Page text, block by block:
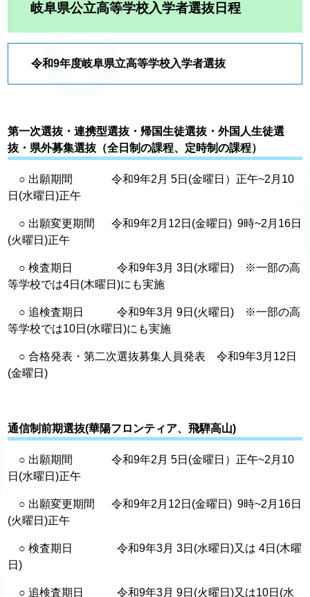
岐阜県公立高等学校入学者選抜日程
令和9年度岐阜県立高等学校入学者選抜
第一次選抜・連携型選抜・帰国生徒選抜・外国人生徒選
抜・県外募集選抜（全日制の課程、定時制の課程）
○ 出願期間 令和9年2月 5日(金曜日）正午~2月10
日(水曜日)正午
○ 出願変更期間 令和9年2月12日(金曜日) 9時~2月16日
(火曜日)正午
○ 検査期日 令和9年3月 3日(水曜日) ※一部の高
等学校では4日(木曜日)にも実施
○ 追検査期日 令和9年3月 9日(火曜日) ※一部の高
等学校では10日(水曜日)にも実施
○ 合格発表・第二次選抜募集人員発表 令和9年3月12日
(金曜日)
通信制前期選抜(華陽フロンティア、飛騨高山)
○ 出願期間 令和9年2月 5日(金曜日）正午~2月10
日(水曜日)正午
○ 出願変更期間 令和9年2月12日(金曜日) 9時~2月16日
(火曜日)正午
○ 検査期日 令和9年3月 3日(水曜日)又は 4日(木曜
日)
○ 追検査期日 令和9年3月 9日(火曜日)又は10日(水